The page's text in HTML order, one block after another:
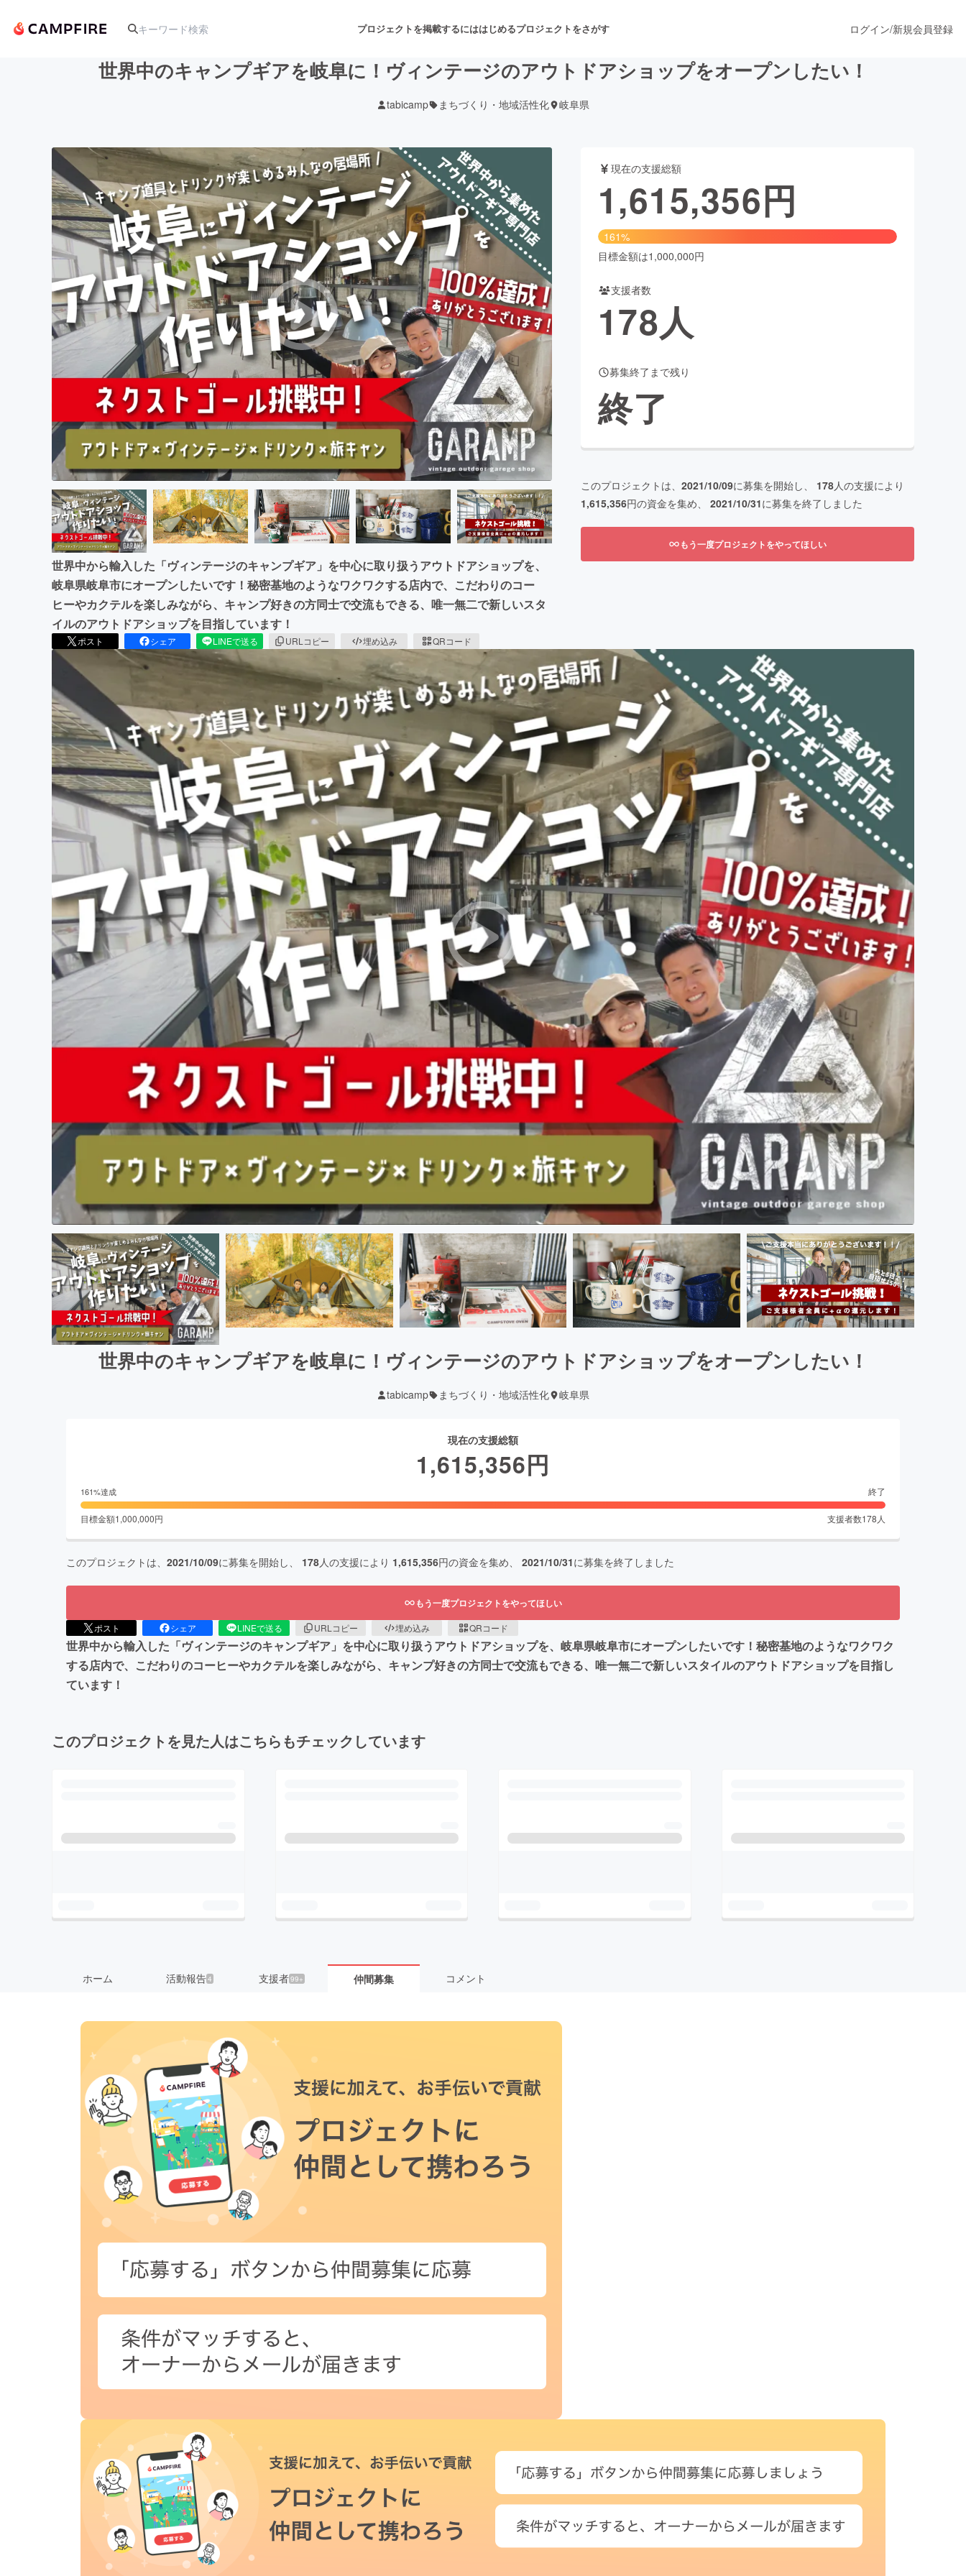
プロジェクトを掲載するにははじめるプロジェクトをさがす
アート・写真 音楽 舞台・パフォーマンス
テクノロジー・ガジェット ゲーム・サービス開発 フード・飲食店 ファッション
映像・映画 書籍・雑誌出版 アニメ・漫画
ビジネス・起業 チャレンジ ビューティー・ヘルスケア
まちづくり・地域活性化
CAMPFIRE for Social GoodCAMPFIRE Creation
CAMPFIREふるさと納税machi-ya コミュニティ
ログイン/新規会員登録
世界中のキャンプギアを岐阜に！ヴィンテージのアウトドアショップをオープンしたい！
tabicamp まちづくり・地域活性化 岐阜県
世界中から輸入した「ヴィンテージのキャンプギア」を中心に取り扱うアウトドアショップを、
岐阜県岐阜市にオープンしたいです！秘密基地のようなワクワクする店内で、こだわりのコー
ヒーやカクテルを楽しみながら、キャンプ好きの方同士で交流もできる、唯一無二で新しいスタ
イルのアウトドアショップを目指しています！
ポスト シェア LINEで送る URLコピー 埋め込み QRコード
現在の支援総額
1,615,356円
161%
目標金額は1,000,000円
支援者数
178人
募集終了まで残り
終了
このプロジェクトは、 2021/10/09に募集を開始し、 178人の支援により
1,615,356円の資金を集め、 2021/10/31に募集を終了しました
もう一度プロジェクトをやってほしい
世界中のキャンプギアを岐阜に！ヴィンテージのアウトドアショップをオープンしたい！
tabicamp まちづくり・地域活性化 岐阜県
現在の支援総額
1,615,356円
161%達成 終了
目標金額1,000,000円 支援者数178人
このプロジェクトは、 2021/10/09に募集を開始し、 178人の支援により 1,615,356円の資金を集め、 2021/10/31に募集を終了しました
もう一度プロジェクトをやってほしい
ポスト シェア LINEで送る URLコピー 埋め込み QRコード
世界中から輸入した「ヴィンテージのキャンプギア」を中心に取り扱うアウトドアショップを、岐阜県岐阜市にオープンしたいです！秘密基地のようなワクワク
する店内で、こだわりのコーヒーやカクテルを楽しみながら、キャンプ好きの方同士で交流もできる、唯一無二で新しいスタイルのアウトドアショップを目指し
ています！
このプロジェクトを見た人はこちらもチェックしています
ホーム 活動報告4 支援者99+ 仲間募集 コメント